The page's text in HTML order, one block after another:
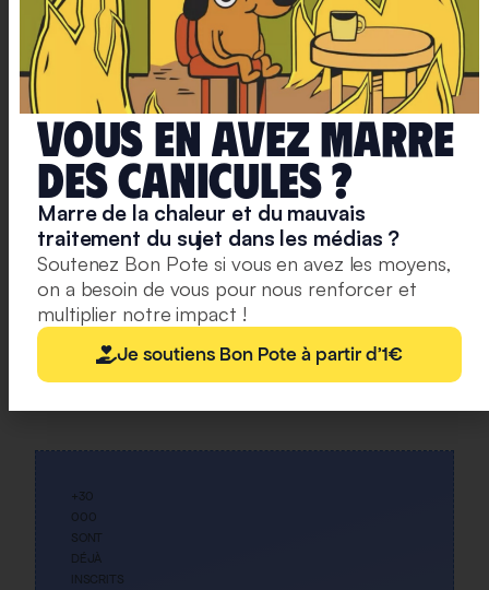
The unequal distribution of household carbon footprints in
Europe and its link to sustainability.Source :
Ivanova & al. (2020)
Dans la même étude, nous apprenonsque le
transport aérien est de loin la consommation la plus
élastique de l’UE, avec une élasticité des dépenses
de 1,5 ; cela signifie que, lorsque les dépenses totales
doublent, les dépenses consacrées au transport
aérien augmentent de 150 % .
Ce n’est pas une surprise mais cela confirme
travaux d’Oswald & al. (2020)
: le transport aérien est
+30
000
SONT
DÉJÀ
INSCRITS
Vous en avez marre
deS caniculeS ?
Marre de la chaleur et du mauvais
traitement du sujet dans les médias ?
Soutenez Bon Pote si vous en avez les moyens,
on a besoin de vous pour nous renforcer et
multiplier notre impact !
Je soutiens Bon Pote à partir d'1€